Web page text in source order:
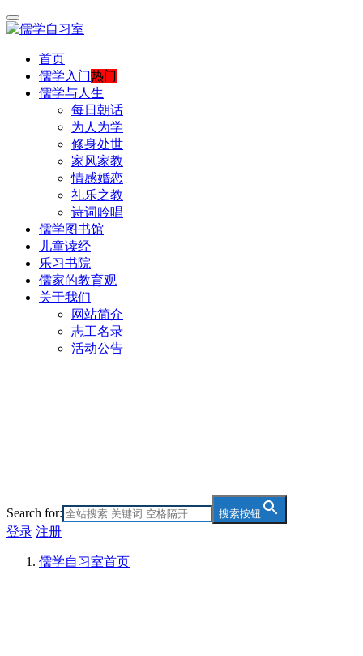
首页
儒学入门热门
儒学与人生
每日朝话
为人为学
修身处世
家风家教
情感婚恋
礼乐之教
诗词吟唱
儒学图书馆
儿童读经
乐习书院
儒家的教育观
关于我们
网站简介
志工名录
活动公告
Search for: 搜索按钮
登录 注册
儒学自习室首页